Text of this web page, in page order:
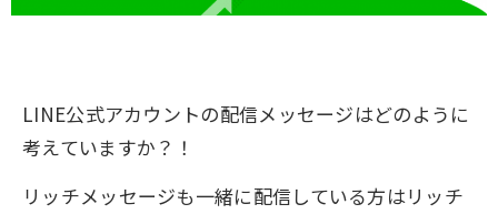
LINE公式アカウントの配信メッセージはどのように
考えていますか？！
リッチメッセージも一緒に配信している方はリッチ